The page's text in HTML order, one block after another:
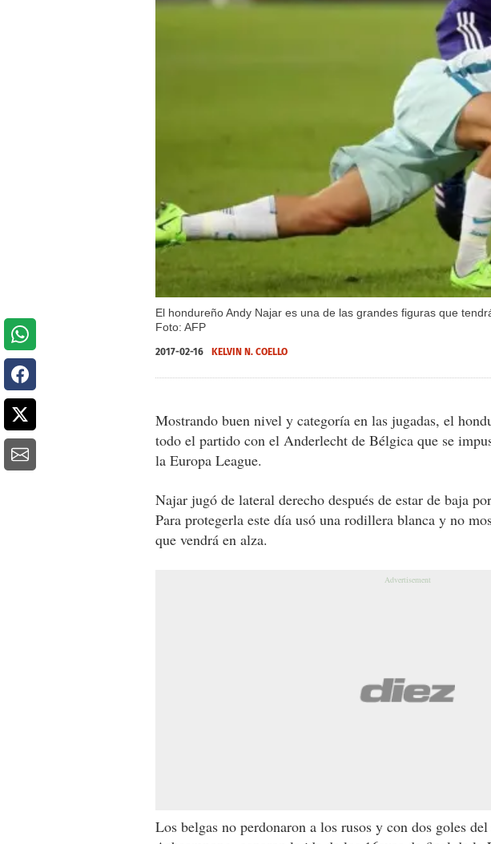
El hondureño Andy Najar es una de las grandes figuras que
Foto: AFP
2017-02-16 KELVIN N. COELLO
Mostrando buen nivel y categoría en las jugadas, el
todo el partido con el Anderlecht de Bélgica que se
la Europa League.
Najar jugó de lateral derecho después de estar de baja
Para protegerla este día usó una rodillera blanca y no
que vendrá en alza.
Los belgas no perdonaron a los rusos y con dos goles